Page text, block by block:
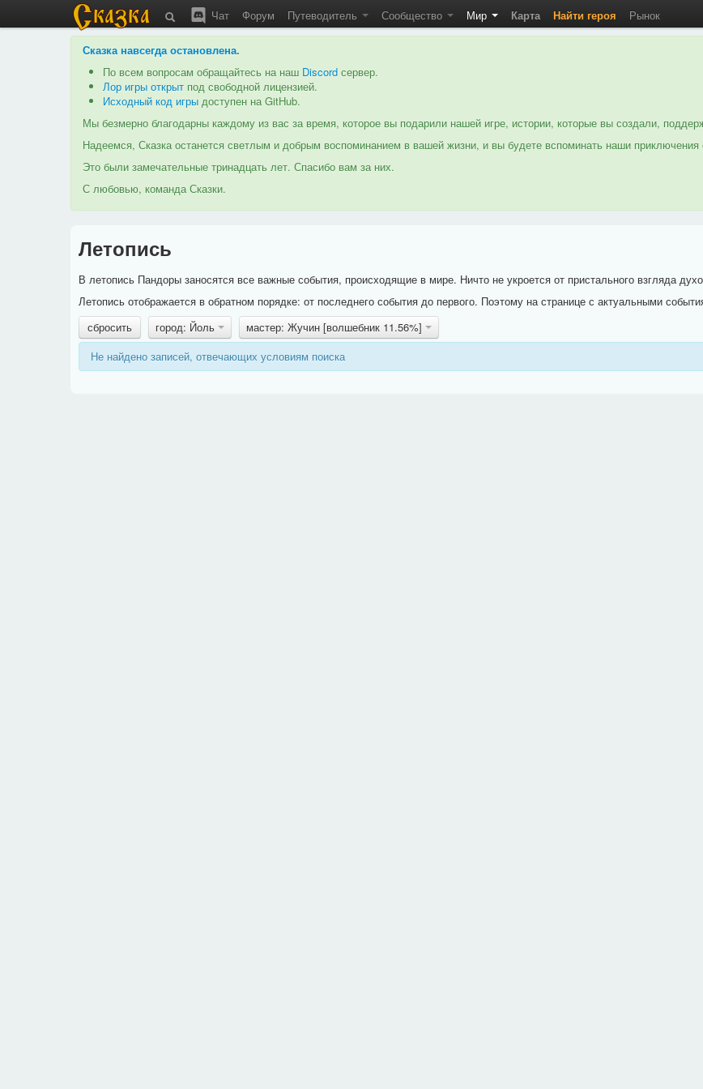
Чат Форум Путеводитель Сообщество Мир Карта Найти героя Рынок
Сказка навсегда остановлена.
По всем вопросам обращайтесь на наш Discord сервер.
Лор игры открыт под свободной лицензией.
Исходный код игры доступен на GitHub.
Мы безмерно благодарны каждому из вас за время, которое вы подарили нашей игре, истории, которые вы создали,
Надеемся, Сказка останется светлым и добрым воспоминанием в вашей жизни, и вы будете вспоминать наши приключения
Это были замечательные тринадцать лет. Спасибо вам за них.
С любовью, команда Сказки.
Летопись
В летопись Пандоры заносятся все важные события, происходящие в мире. Ничто не укроется от пристального взгляда
Летопись отображается в обратном порядке: от последнего события до первого. Поэтому на странице с актуальными
сбросить
город: Йоль
мастер: Жучин [волшебник 11.56%]
Не найдено записей, отвечающих условиям поиска